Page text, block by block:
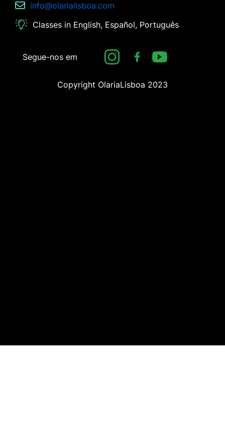
info@olarialisboa.com
Classes in English, Español, Português
Segue-nos em
Copyright OlariaLisboa 2023